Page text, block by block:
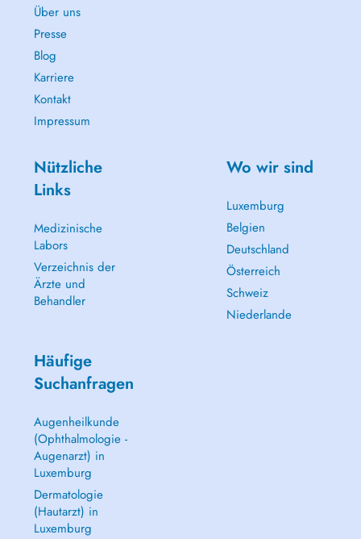
Über uns
Presse
Blog
Karriere
Kontakt
Impressum
Nützliche
Links
Medizinische
Labors
Verzeichnis der
Ärzte und
Behandler
Wo wir sind
Luxemburg
Belgien
Deutschland
Österreich
Schweiz
Niederlande
Häufige
Suchanfragen
Augenheilkunde
(Ophthalmologie -
Augenarzt) in
Luxemburg
Dermatologie
(Hautarzt) in
Luxemburg